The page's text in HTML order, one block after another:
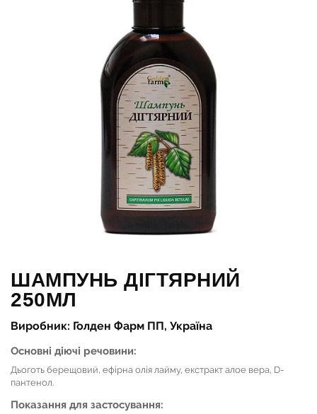
ШАМПУНЬ ДІГТЯРНИЙ
250МЛ
Виробник: Голден Фарм ПП, Україна
Основні діючі речовини:
Дьоготь берещовий, ефірна олія лайму, екстракт алое вера, D-
пантенол.
Показання для застосування: